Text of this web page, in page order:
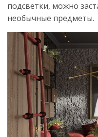
подсветки, можно
необычные предметы.